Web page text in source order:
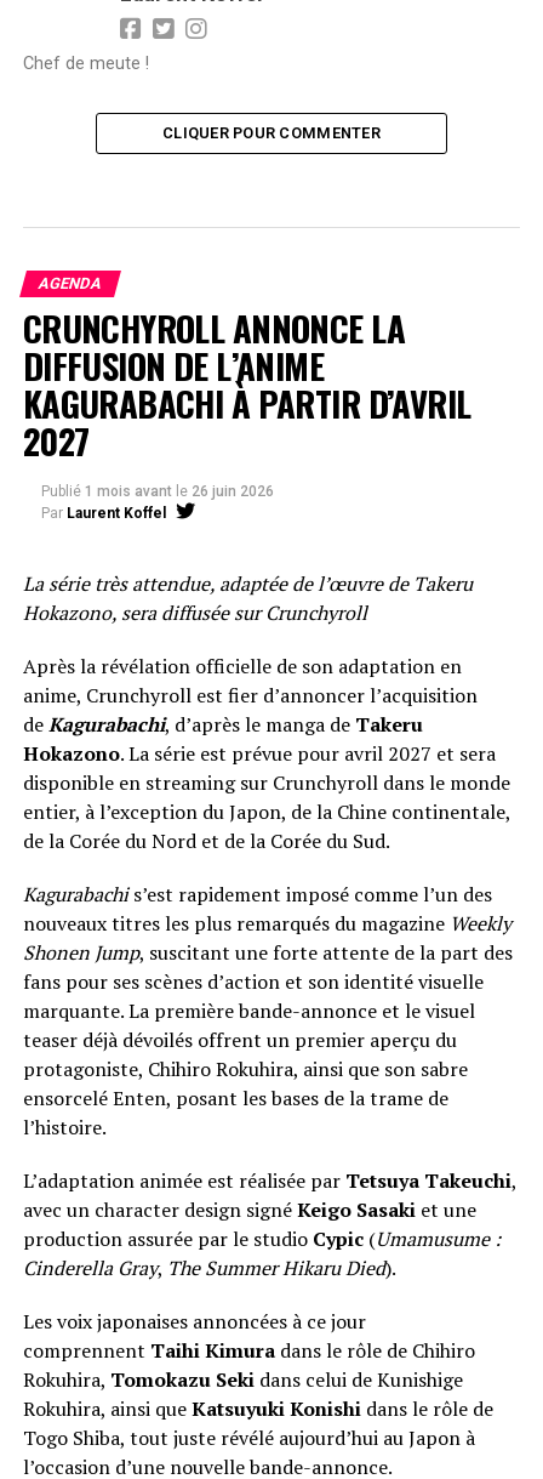
Chef de meute !
CLIQUER POUR COMMENTER
AGENDA
CRUNCHYROLL ANNONCE LA
DIFFUSION DE L’ANIME
KAGURABACHI À PARTIR D’AVRIL
2027
Publié 1 mois avant le 26 juin 2026
Par Laurent Koffel
La série très attendue, adaptée de l’œuvre de Takeru
Hokazono, sera diffusée sur Crunchyroll
Après la révélation officielle de son adaptation en
anime, Crunchyroll est fier d’annoncer l’acquisition
deKagurabachi, d’après le manga de Takeru
Hokazono. La série est prévue pour avril 2027 et sera
disponible en streaming sur Crunchyroll dans le monde
entier, à l’exception du Japon, de la Chine continentale,
de la Corée du Nord et de la Corée du Sud.
Kagurabachis’est rapidement imposé comme l’un des
nouveaux titres les plus remarqués du magazine Weekly
Shonen Jump, suscitant une forte attente de la part des
fans pour ses scènes d’action et son identité visuelle
marquante. La première bande-annonce et le visuel
teaser déjà dévoilés offrent un premier aperçu du
protagoniste, Chihiro Rokuhira, ainsi que son sabre
ensorcelé Enten, posant les bases de la trame de
l’histoire.
L’adaptation animée est réalisée par Tetsuya Takeuchi,
avec un character design signéKeigo Sasakiet une
production assurée par le studio Cypic(Umamusume :
Cinderella Gray, The Summer Hikaru Died).
Les voix japonaises annoncées à ce jour
comprennent Taihi Kimuradans le rôle de Chihiro
Rokuhira, Tomokazu Sekidans celui de Kunishige
Rokuhira, ainsi queKatsuyuki Konishidans le rôle de
Togo Shiba, tout juste révélé aujourd’hui au Japon à
l’occasion d’une nouvelle bande-annonce.